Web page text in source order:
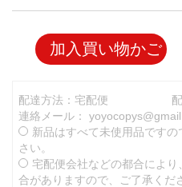
加入買い物かご
配達方法：宅配便
連絡メール：
新品はすべて未使用品です
さい。
宅配便会社などの都合によ
合がありますので、ご了承くだ